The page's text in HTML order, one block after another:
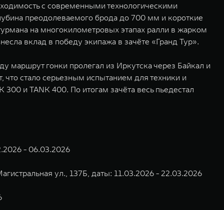
с современными технологическими
преодолеваемого брода до 700 мм и короткие
на многокилометровых этапах ралли в жарком
вклад в победу экипажа в зачёте «Гранд Тур».
маршрут гонки пролегал из Иркутска через Байкал и
стало серьезным испытанием для техники и
и TANK 400. По итогам зачёта весь пьедестал
- 06.03.2026
ул., 137Б, даты: 11.03.2026 - 22.03.2026